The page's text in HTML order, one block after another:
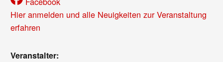
Hier anmelden und alle Neuigkeiten zur Veranstaltung
erfahren
Veranstalter: